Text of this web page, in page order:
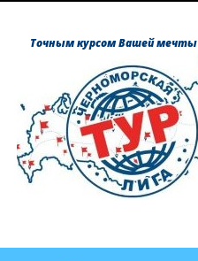
Точным курсом Вашей мечты